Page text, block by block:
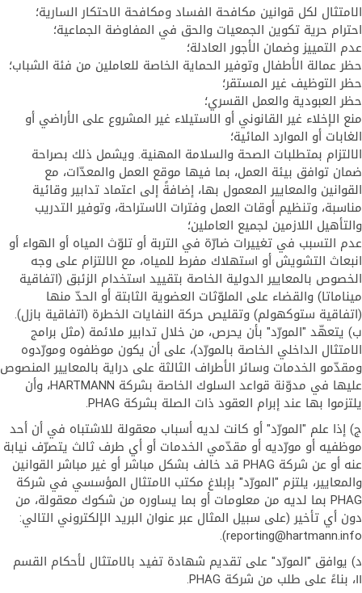
الامتثال لكل قوانين مكافحة الفساد ومكافحة الاحتكار السارية؛
احترام حرية تكوين الجمعيات والحق في المفاوضة الجماعية؛
عدم التمييز وضمان الأجور العادلة؛
حظر عمالة الأطفال وتوفير الحماية الخاصة للعاملين من فئة الشباب؛
حظر التوظيف غير المستقر؛
حظر العبودية والعمل القسري؛
منع الإخلاء غير القانوني أو الاستيلاء غير المشروع على الأراضي أو
الغابات أو الموارد المائية؛
الالتزام بمتطلبات الصحة والسلامة المهنية. ويشمل ذلك بصراحة
ضمان توافق بيئة العمل، بما فيها موقع العمل والمعدّات، مع
القوانين والمعايير المعمول بها، إضافةً إلى اعتماد تدابير وقائية
مناسبة، وتنظيم أوقات العمل وفترات الاستراحة، وتوفير التدريب
والتأهيل اللازمين لجميع العاملين؛
عدم التسبب في تغييرات ضارّة في التربة أو تلوّث المياه أو الهواء أو
انبعاث التشويش أو استهلاك مفرط للمياه، مع الالتزام على وجه
الخصوص بالمعايير الدولية الخاصة بتقييد استخدام الزئبق (اتفاقية
ميناماتا) والقضاء على الملوّثات العضوية الثابتة أو الحدّ منها
(اتفاقية ستوكهولم) وتقليص حركة النفايات الخطرة (اتفاقية بازل).
ب) يتعهّد "المورّد" بأن يحرص، من خلال تدابير ملائمة (مثل برامج
الامتثال الداخلي الخاصة بالمورّد)، على أن يكون موظفوه ومورّدوه
ومقدّمو الخدمات وسائر الأطراف الثالثة على دراية بالمعايير المنصوص
عليها في مدوّنة قواعد السلوك الخاصة بشركة HARTMANN، وأن
يلتزموا بها عند إبرام العقود ذات الصلة بشركة PHAG.
ج) إذا علم "المورّد" أو كانت لديه أسباب معقولة للاشتباه في أن أحد
موظفيه أو مورّديه أو مقدّمي الخدمات أو أي طرف ثالث يتصرّف نيابة
عنه أو عن شركة PHAG قد خالف بشكل مباشر أو غير مباشر القوانين
والمعايير، يلتزم "المورّد" بإبلاغ مكتب الامتثال المؤسسي في شركة
PHAG بما لديه من معلومات أو بما يساوره من شكوك معقولة، من
دون أي تأخير (على سبيل المثال عبر عنوان البريد الإلكتروني التالي:
reporting@hartmann.info).
د) يوافق "المورّد" على تقديم شهادة تفيد بالامتثال لأحكام القسم
١١، بناءً على طلب من شركة PHAG.